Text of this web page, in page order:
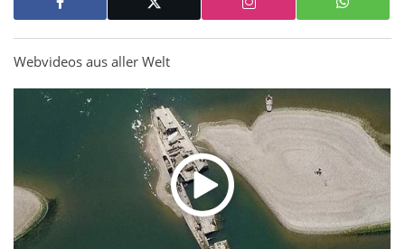
Webvideos aus aller Welt